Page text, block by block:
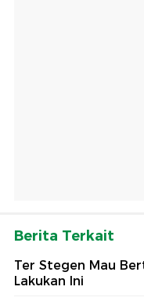
Berita Terkait
Ter Stegen Mau
Lakukan Ini